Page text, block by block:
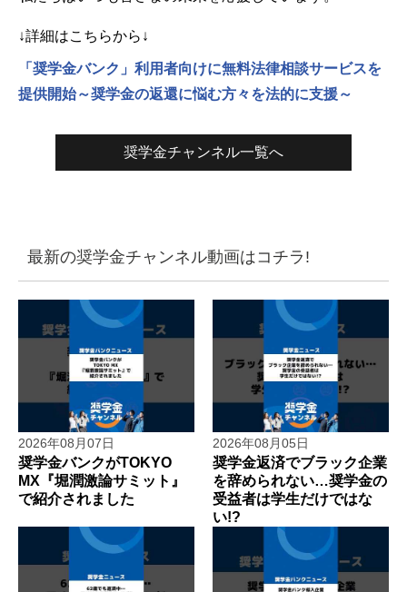
↓詳細はこちらから↓
「奨学金バンク」利用者向けに無料法律相談サービスを
提供開始～奨学金の返還に悩む方々を法的に支援～
奨学金チャンネル一覧へ
最新の奨学金チャンネル動画はコチラ!
2026年08月07日
奨学金バンクがTOKYO
MX『堀潤激論サミット』
で紹介されました
2026年08月05日
奨学金返済でブラック企業
を辞められない…奨学金の
受益者は学生だけではな
い!?